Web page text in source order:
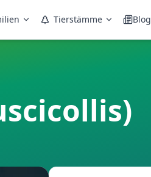
Tierstämme Blog